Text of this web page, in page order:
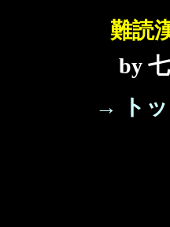
難読
by
→ ト